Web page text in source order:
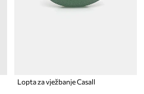
Lopta za vježbanje Casall